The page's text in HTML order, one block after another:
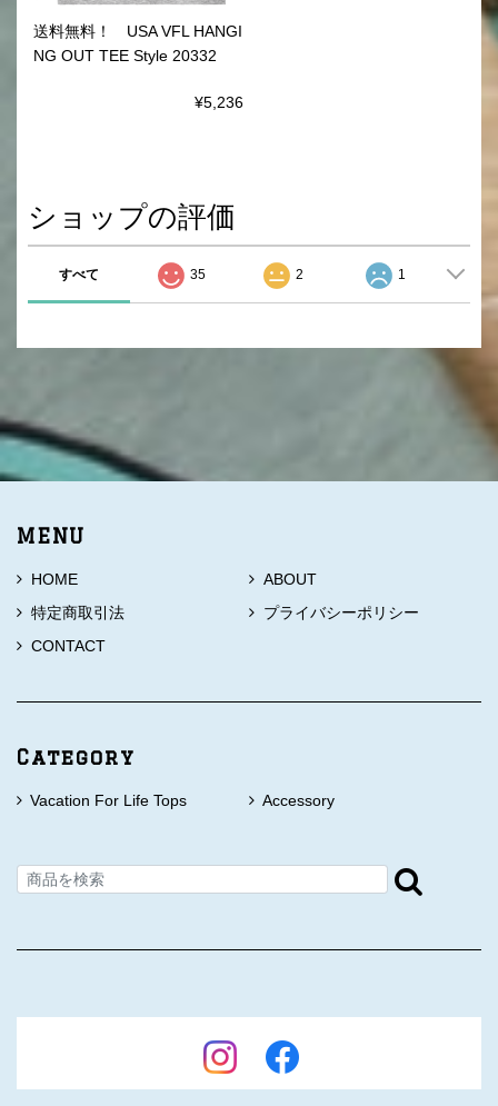
送料無料！ USA VFL HANGI
NG OUT TEE Style 20332
¥5,236
ショップの評価
すべて 35 2 1
MENU
HOME
ABOUT
特定商取引法
プライバシーポリシー
CONTACT
Category
Vacation For Life Tops Accessory